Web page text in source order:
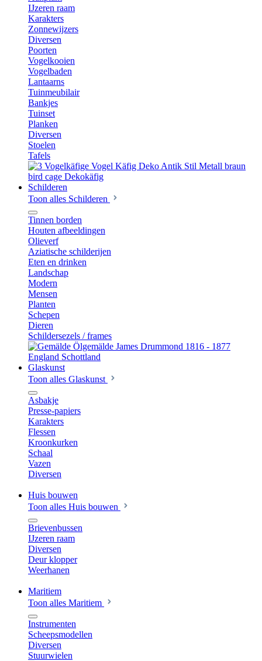
IJzeren raam
Karakters
Zonnewijzers
Diversen
Poorten
Vogelkooien
Vogelbaden
Lantaarns
Tuinmeubilair
Bankjes
Tuinset
Planken
Diversen
Stoelen
Tafels
Schilderen
Toon alles Schilderen
Tinnen borden
Houten afbeeldingen
Olieverf
Aziatische schilderijen
Eten en drinken
Landschap
Modern
Mensen
Planten
Schepen
Dieren
Schildersezels / frames
Glaskunst
Toon alles Glaskunst
Asbakje
Presse-papiers
Karakters
Flessen
Kroonkurken
Schaal
Vazen
Diversen
Huis bouwen
Toon alles Huis bouwen
Brievenbussen
IJzeren raam
Diversen
Deur klopper
Weerhanen
Maritiem
Toon alles Maritiem
Instrumenten
Scheepsmodellen
Diversen
Stuurwielen